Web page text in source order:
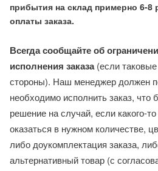
прибытия на склад примерно 6-8
оплаты заказа.
Всегда сообщайте об
исполнения заказа(если
стороны). Наш менеджер должен
необходимо исполнить заказ, что
решение на случай, если какого-
оказаться в нужном количестве,
либо доукомплектация заказа,
альтернативный товар (с